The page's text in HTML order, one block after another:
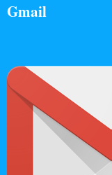
Gmail